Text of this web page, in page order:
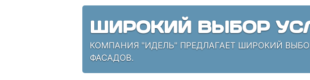
ШИРОКИЙ ВЫБОР
КОМПАНИЯ "ИДЕЛЬ" ПРЕДЛАГАЕТ ШИРОКИЙ
ФАСАДОВ.